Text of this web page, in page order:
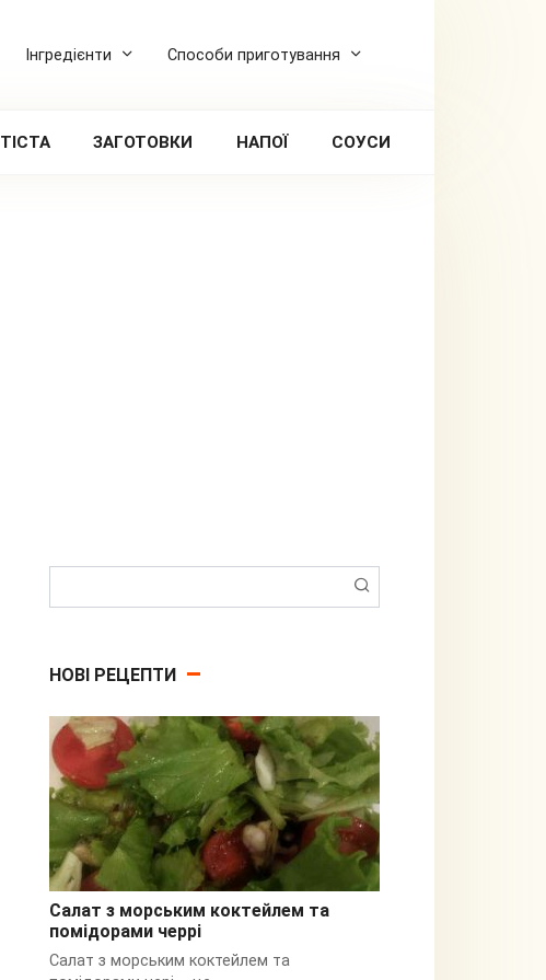
Інгредієнти Способи приготування
ЗАГОТОВКИ НАПОЇ СОУСИ
НОВІ РЕЦЕПТИ
З кальмарами
Салат з морським коктейлем та
помідорами черрі
Салат з морським коктейлем та